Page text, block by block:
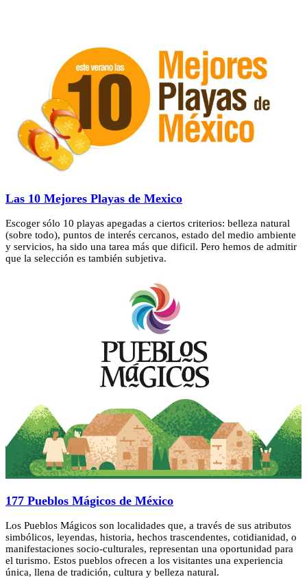
Las 10 Mejores Playas de Mexico
Escoger sólo 10 playas apegadas a ciertos criterios: belleza natural
(sobre todo), puntos de interés cercanos, estado del medio ambiente
y servicios, ha sido una tarea más que dificil. Pero hemos de admitir
que la selección es también subjetiva.
177 Pueblos Mágicos de México
Los Pueblos Mágicos son localidades que, a través de sus atributos
simbólicos, leyendas, historia, hechos trascendentes, cotidianidad, o
manifestaciones socio-culturales, representan una oportunidad para
el turismo. Estos pueblos ofrecen a los visitantes una experiencia
única, llena de tradición, cultura y belleza natural.